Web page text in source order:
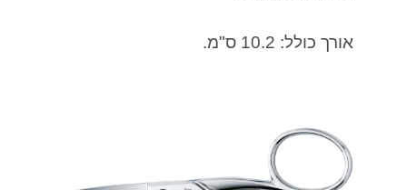
אורך כולל: 10.2 ס"מ.